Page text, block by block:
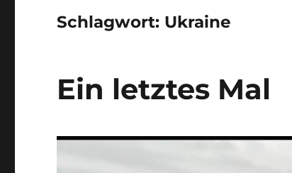
Schlagwort: Ukraine
Ein letztes Mal